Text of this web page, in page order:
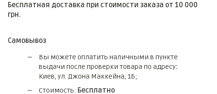
Бесплатная доставка при стоимости заказа от 10 000
грн.
Самовывоз
Вы можете оплатить наличными в пункте
выдачи после проверки товара по адресу:
Киев, ул. Джона Маккейна, 1Б;
Стоимость: Бесплатно